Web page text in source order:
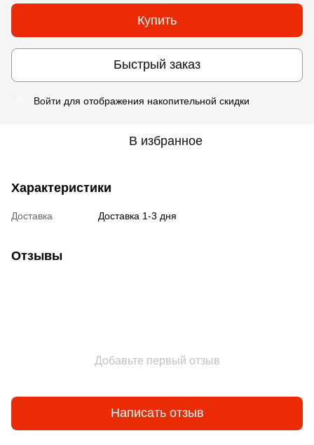
Купить
Быстрый заказ
Войти для отображения накопительной скидки
В избранное
Характеристики
Доставка Доставка 1-3 дня
Отзывы
Добавьте первый отзыв
Написать отзыв